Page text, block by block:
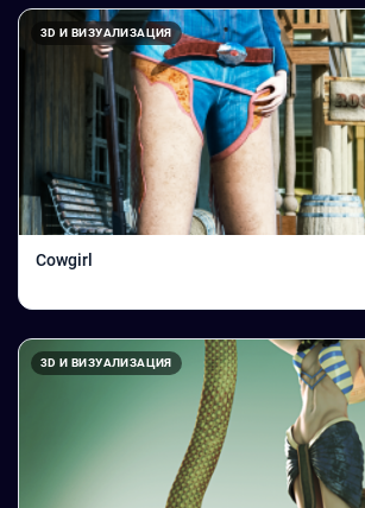
3D И ВИЗУАЛИЗАЦИЯ
Cowgirl
3D И ВИЗУАЛИЗАЦИЯ